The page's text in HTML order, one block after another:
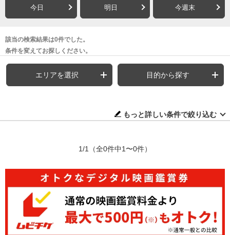
今日 明日 今週末
該当の検索結果は0件でした。
条件を変えてお探しください。
エリアを選択 目的から探す
もっと詳しい条件で絞り込む
1/1 （全0件中1〜0件）